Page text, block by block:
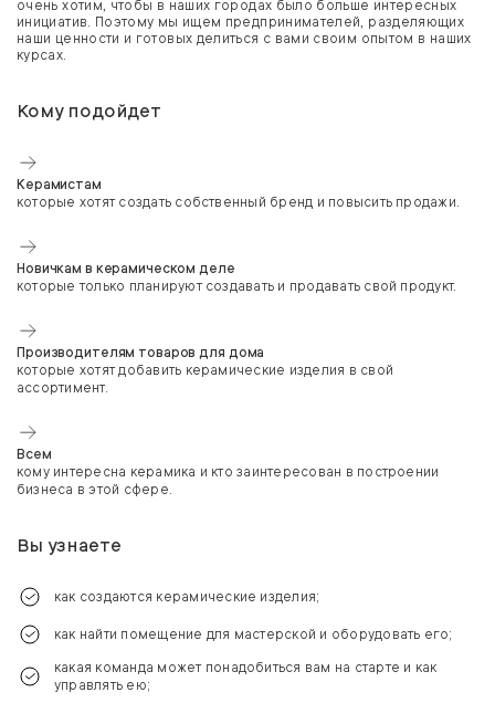
очень хотим, чтобы в наших городах было больше интересных
инициатив. Поэтому мы ищем предпринимателей, разделяющих
наши ценности и готовых делиться с вами своим опытом в наших
курсах.
Кому подойдет
Керамистам
которые хотят создать собственный бренд и повысить продажи.
Новичкам в керамическом деле
которые только планируют создавать и продавать свой продукт.
Производителям товаров для дома
которые хотят добавить керамические изделия в свой
ассортимент.
Всем
кому интересна керамика и кто заинтересован в построении
бизнеса в этой сфере.
Вы узнаете
как создаются керамические изделия;
как найти помещение для мастерской и оборудовать его;
какая команда может понадобиться вам на старте и как
управлять ею;